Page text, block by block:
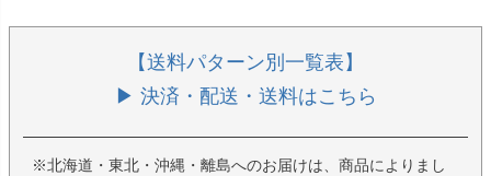
【送料パターン別一覧表】
▶ 決済・配送・送料はこちら
※北海道・東北・沖縄・離島へのお届けは、商品によりまし